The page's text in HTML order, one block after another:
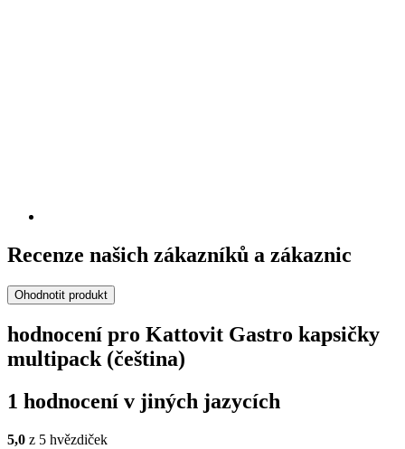
Recenze našich zákazníků a zákaznic
Ohodnotit produkt
hodnocení pro Kattovit Gastro kapsičky
multipack (čeština)
1 hodnocení v jiných jazycích
5,0 z 5 hvězdiček